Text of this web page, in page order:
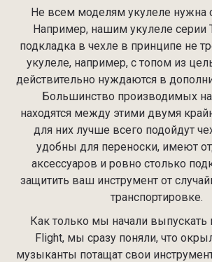
Не всем моделям укулеле нужна
Например, нашим укулеле серии
подкладка в чехле в принципе не
укулеле, например, с топом из
действительно нуждаются в
Большинство производимых
находятся между этими двумя
для них лучше всего подойдут
удобны для переноски, имеют
аксессуаров и ровно столько
защитить ваш инструмент от
транспортировке.
Как только мы начали выпускать
Flight, мы сразу поняли, что
музыканты потащат свои